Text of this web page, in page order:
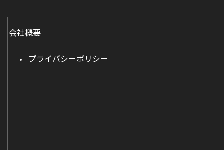
会社概要
プライバシーポリシー